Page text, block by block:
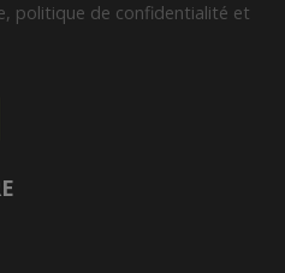
politique de confidentialité et